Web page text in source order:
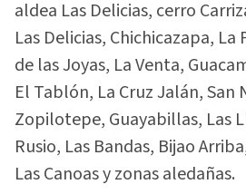
aldea Las Delicias, cerro
Las Delicias, Chichicazapa,
de las Joyas, La Venta,
El Tablón, La Cruz Jalán, San
Zopilotepe, Guayabillas, Las
Rusio, Las Bandas, Bijao
Las Canoas y zonas aledañas.